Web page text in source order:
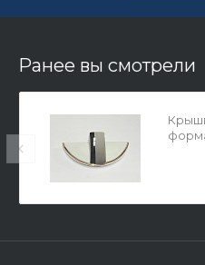
Ранее вы смотрели